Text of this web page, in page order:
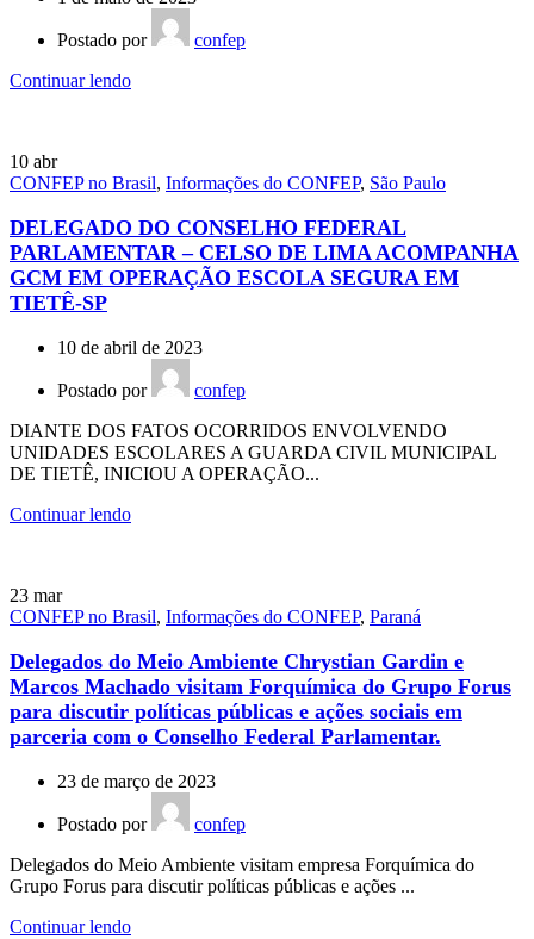
Postado por
confep
Continuar lendo
10 abr
CONFEP no Brasil, Informações do CONFEP, São Paulo
DELEGADO DO CONSELHO FEDERAL
PARLAMENTAR – CELSO DE LIMA ACOMPANHA
GCM EM OPERAÇÃO ESCOLA SEGURA EM
TIETÊ-SP
10 de abril de 2023
Postado por
confep
DIANTE DOS FATOS OCORRIDOS ENVOLVENDO
UNIDADES ESCOLARES A GUARDA CIVIL MUNICIPAL
DE TIETÊ, INICIOU A OPERAÇÃO...
Continuar lendo
23 mar
CONFEP no Brasil, Informações do CONFEP, Paraná
Delegados do Meio Ambiente Chrystian Gardin e
Marcos Machado visitam Forquímica do Grupo Forus
para discutir políticas públicas e ações sociais em
parceria com o Conselho Federal Parlamentar.
23 de março de 2023
Postado por
confep
Delegados do Meio Ambiente visitam empresa Forquímica do
Grupo Forus para discutir políticas públicas e ações ...
Continuar lendo